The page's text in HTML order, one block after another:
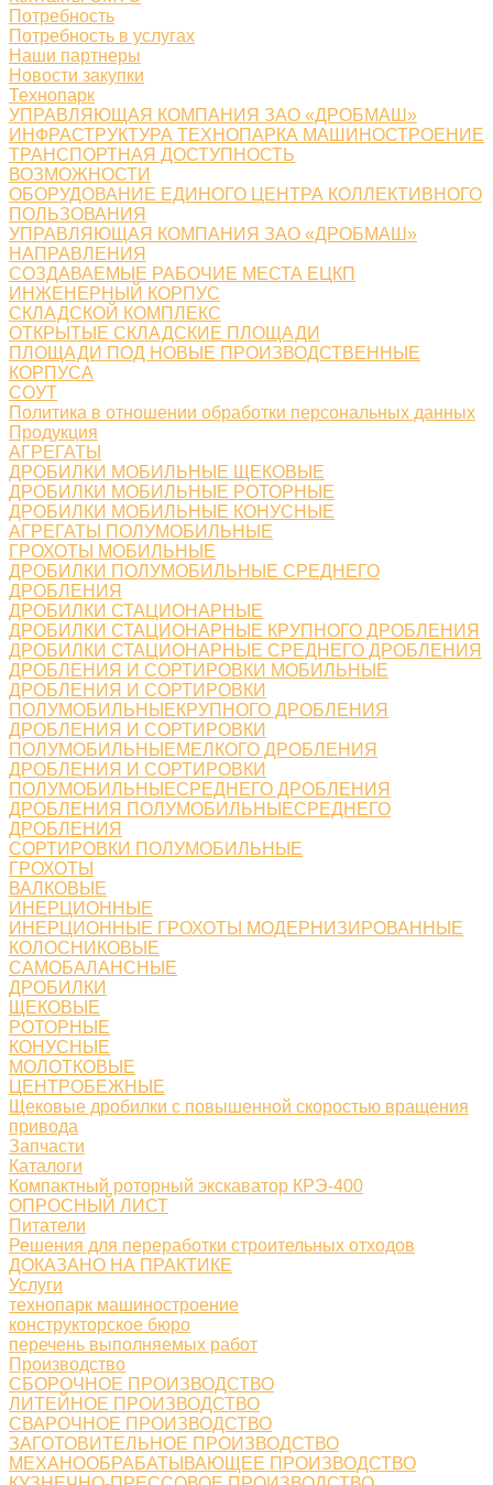
Потребность
Потребность в услугах
Наши партнеры
Новости закупки
Технопарк
УПРАВЛЯЮЩАЯ КОМПАНИЯ ЗАО «ДРОБМАШ»
ИНФРАСТРУКТУРА ТЕХНОПАРКА МАШИНОСТРОЕНИЕ
ТРАНСПОРТНАЯ ДОСТУПНОСТЬ
ВОЗМОЖНОСТИ
ОБОРУДОВАНИЕ ЕДИНОГО ЦЕНТРА КОЛЛЕКТИВНОГО
ПОЛЬЗОВАНИЯ
УПРАВЛЯЮЩАЯ КОМПАНИЯ ЗАО «ДРОБМАШ»
НАПРАВЛЕНИЯ
СОЗДАВАЕМЫЕ РАБОЧИЕ МЕСТА ЕЦКП
ИНЖЕНЕРНЫЙ КОРПУС
СКЛАДСКОЙ КОМПЛЕКС
ОТКРЫТЫЕ СКЛАДСКИЕ ПЛОЩАДИ
ПЛОЩАДИ ПОД НОВЫЕ ПРОИЗВОДСТВЕННЫЕ
КОРПУСА
СОУТ
Политика в отношении обработки персональных данных
Продукция
АГРЕГАТЫ
ДРОБИЛКИ МОБИЛЬНЫЕ ЩЕКОВЫЕ
ДРОБИЛКИ МОБИЛЬНЫЕ РОТОРНЫЕ
ДРОБИЛКИ МОБИЛЬНЫЕ КОНУСНЫЕ
АГРЕГАТЫ ПОЛУМОБИЛЬНЫЕ
ГРОХОТЫ МОБИЛЬНЫЕ
ДРОБИЛКИ ПОЛУМОБИЛЬНЫЕ СРЕДНЕГО
ДРОБЛЕНИЯ
ДРОБИЛКИ СТАЦИОНАРНЫЕ
ДРОБИЛКИ СТАЦИОНАРНЫЕ КРУПНОГО ДРОБЛЕНИЯ
ДРОБИЛКИ СТАЦИОНАРНЫЕ СРЕДНЕГО ДРОБЛЕНИЯ
ДРОБЛЕНИЯ И СОРТИРОВКИ МОБИЛЬНЫЕ
ДРОБЛЕНИЯ И СОРТИРОВКИ
ПОЛУМОБИЛЬНЫЕКРУПНОГО ДРОБЛЕНИЯ
ДРОБЛЕНИЯ И СОРТИРОВКИ
ПОЛУМОБИЛЬНЫЕМЕЛКОГО ДРОБЛЕНИЯ
ДРОБЛЕНИЯ И СОРТИРОВКИ
ПОЛУМОБИЛЬНЫЕСРЕДНЕГО ДРОБЛЕНИЯ
ДРОБЛЕНИЯ ПОЛУМОБИЛЬНЫЕСРЕДНЕГО
ДРОБЛЕНИЯ
СОРТИРОВКИ ПОЛУМОБИЛЬНЫЕ
ГРОХОТЫ
ВАЛКОВЫЕ
ИНЕРЦИОННЫЕ
ИНЕРЦИОННЫЕ ГРОХОТЫ МОДЕРНИЗИРОВАННЫЕ
КОЛОСНИКОВЫЕ
САМОБАЛАНСНЫЕ
ДРОБИЛКИ
ЩЕКОВЫЕ
РОТОРНЫЕ
КОНУСНЫЕ
МОЛОТКОВЫЕ
ЦЕНТРОБЕЖНЫЕ
Щековые дробилки с повышенной скоростью вращения
привода
Запчасти
Каталоги
Компактный роторный экскаватор КРЭ-400
ОПРОСНЫЙ ЛИСТ
Питатели
Решения для переработки строительных отходов
ДОКАЗАНО НА ПРАКТИКЕ
Услуги
технопарк машиностроение
конструкторское бюро
перечень выполняемых работ
Производство
СБОРОЧНОЕ ПРОИЗВОДСТВО
ЛИТЕЙНОЕ ПРОИЗВОДСТВО
СВАРОЧНОЕ ПРОИЗВОДСТВО
ЗАГОТОВИТЕЛЬНОЕ ПРОИЗВОДСТВО
МЕХАНООБРАБАТЫВАЮЩЕЕ ПРОИЗВОДСТВО